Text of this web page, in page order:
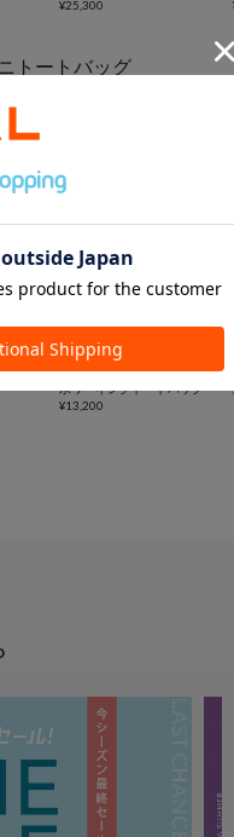
¥25,300
トートバッグ
CLAUP
ーロゴ
し活
予約 動画
COLLAGE
GALLARDAGALANTE
【強撥水/PC収納可◎】強撥
水ワーキングトートバッグ
¥13,200